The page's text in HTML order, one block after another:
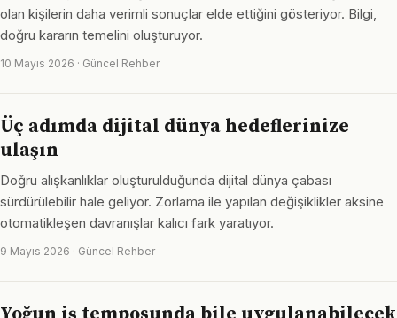
olan kişilerin daha verimli sonuçlar elde ettiğini gösteriyor. Bilgi,
doğru kararın temelini oluşturuyor.
10 Mayıs 2026 · Güncel Rehber
Üç adımda dijital dünya hedeflerinize
ulaşın
Doğru alışkanlıklar oluşturulduğunda dijital dünya çabası
sürdürülebilir hale geliyor. Zorlama ile yapılan değişiklikler aksine
otomatikleşen davranışlar kalıcı fark yaratıyor.
9 Mayıs 2026 · Güncel Rehber